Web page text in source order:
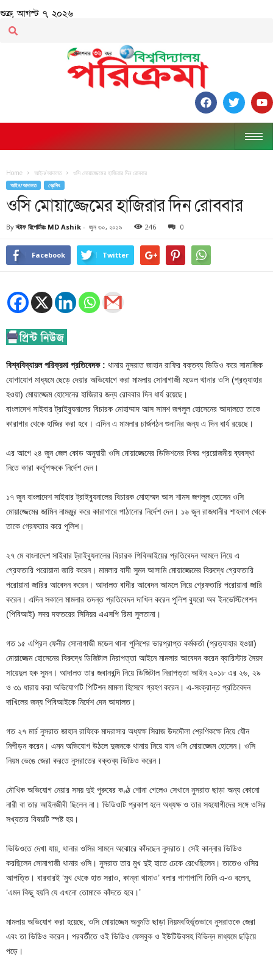
শুক্র, আগস্ট ৭, ২০২৬
Home আইন/আদালত ওসি মোয়াজ্জেমের হাজিরার দিন রোববার
আইন/আদালত ব্রেকিং
ওসি মোয়াজ্জেমের হাজিরার দিন রোববার
By স্টাফ রিপোর্টারঃ MD Ashik - জুন ৩০, ২০১৯ 246 0
Facebook Twitter
বিশ্ববিদ্যায়ল পরিক্রমা প্রতিবেদক : থানায় নুসরাত জাহান রাফির বক্তব্য ভিডিও করে সামাজিক
যোগাযোগ মাধ্যমে ছেড়ে দেয়ার অভিযোগে করা মামলায় সোনাগাজী মডেল থানার ওসি (প্রত্যাহার
হওয়া) মোয়াজ্জেম হোসেনের হাজিরার জন্য রোববার দিন ধার্য রয়েছে।
বাংলাদেশ সাইবার ট্রাইব্যুনালের বিচারক মোহাম্মাদ আস সামশ জগলুল হোসেনের আদালতে তাকে
কারাগার থেকে হাজির করা হবে। এদিন এ মামলার চার্জগঠন শুনানির জন্য এ দিন ধার্য রয়েছে।
এর আগে ২৪ জুন জেল কোড অনুযায়ী ওসি মোয়াজ্জেমের ডিভিশনের বিষয় প্রয়োজনীয় ব্যবস্থা
নিতে কারা কর্তৃপক্ষকে নির্দেশ দেন।
১৭ জুন বাংলাদেশ সাইবার ট্রাইব্যুনালের বিচারক মোহাম্মদ আস শামস জগলুল হোসেন ওসি
মোয়াজ্জেমের জামিন নামঞ্জুর করে কারাগারে পাঠানোর নির্দেশ দেন। ১৬ জুন রাজধানীর শাহবাগ থেকে
তাকে গ্রেফতার করে পুলিশ।
২৭ মে বাংলাদেশ সাইবার ট্রাইব্যুনালের বিচারক পিবিআইয়ের প্রতিবেদন আমলে নিয়ে এ
গ্রেফতারি পরোয়ানা জারি করেন। মামলার বাদী সুমন আসামি মোয়াজ্জেমের বিরুদ্ধে গ্রেফতারি
পরোয়ানা জারির আবেদন করেন। আদালত বাদীর আবেদন আমলে নিয়ে গ্রেফতারি পরোয়ানা জারি
করেন। এদিন সকালে মামলার তদন্ত প্রতিবেদন দাখিল করেন পুলিশ ব্যুরো অব ইনভেস্টিগেশন
(পিবিআই) সদর দফতরের সিনিয়র এএসপি রিমা সুলতানা।
গত ১৫ এপ্রিল ফেনীর সোনাগাজী মডেল থানা পুলিশের ভারপ্রাপ্ত কর্মকর্তা (প্রত্যাহার হওয়া)
মোয়াজ্জেম হোসেনের বিরুদ্ধে ডিজিটাল নিরাপত্তা আইনে মামলার আবেদন করেন ব্যারিস্টার সৈয়দ
সায়েদুল হক সুমন। আদালত তার জবানবন্দি নিয়ে ডিজিটাল নিরাপত্তা আইন ২০১৮ এর ২৬, ২৯
ও ৩১ ধারায় করা অভিযোগটি পিটিশন মামলা হিসেবে গ্রহণ করেন। এ-সংক্রান্ত প্রতিবেদন
দাখিলের জন্য পিবিআইকে নির্দেশ দেন আদালত।
গত ২৭ মার্চ নুসরাত জাহান রাফিকে মাদরাসার অধ্যক্ষ সিরাজ উদদৌলা শ্রেণিকক্ষে নিয়ে যৌন
নিপীড়ন করেন। এমন অভিযোগ উঠলে দুজনকে থানায় নিয়ে যান ওসি মোয়াজ্জেম হোসেন। ওসি
নিয়ম ভেঙে জেরা করতে নুসরাতের বক্তব্য ভিডিও করেন।
মৌখিক অভিযোগ নেয়ার সময় দুই পুরুষের কণ্ঠ শোনা গেলেও সেখানে নুসরাত ছাড়া অন্য কোনো
নারী বা তার আইনজীবী ছিলেন না। ভিডিওটি প্রকাশ হলে অধ্যক্ষ ও তার সহযোগীদের সঙ্গে ওসির
সখ্যতার বিষয়টি স্পষ্ট হয়।
ভিডিওতে দেখা যায়, থানার ওসির সামনে অঝোরে কাঁদছেন নুসরাত। সেই কান্নার ভিডিও
করছিলেন সোনাগাজী থানার ওসি। নুসরাত তার মুখ দুই হাতে ঢেকে রেখেছিলেন। তাতেও ওসির
আপত্তি। বারবারই ‘মুখ থেকে হাত সরাও, কান্না থামাও’ বলার পাশাপাশি তিনি এ-ও বলেন,
‘এমন কিছু হয়নি যে এখনো তোমাকে কাঁদতে হবে।’
মামলায় অভিযোগ করা হয়েছে, ওসি মোয়াজ্জেম অনুমতি ছাড়া নিয়মবহির্ভূতভাবে নুসরাতকে জেরা
এবং তা ভিডিও করেন। পরবর্তীতে ওই ভিডিও ফেসবুক ও ইউটিউবসহ বিভিন্ন মাধ্যমে ছড়িয়ে
পড়ে।